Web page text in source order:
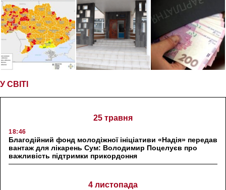
У СВІТІ
25 травня
18:46
Благодійний фонд молодіжної ініціативи «Надія» передав
вантаж для лікарень Сум: Володимир Поцелуєв про
важливість підтримки прикордоння
4 листопада